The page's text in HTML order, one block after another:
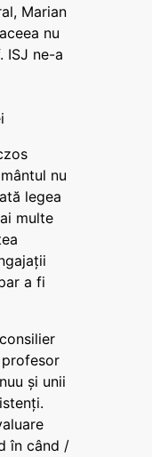
Marian
nu
ISJ ne-a
nu
legea
multe
a fi
și unii
în când /